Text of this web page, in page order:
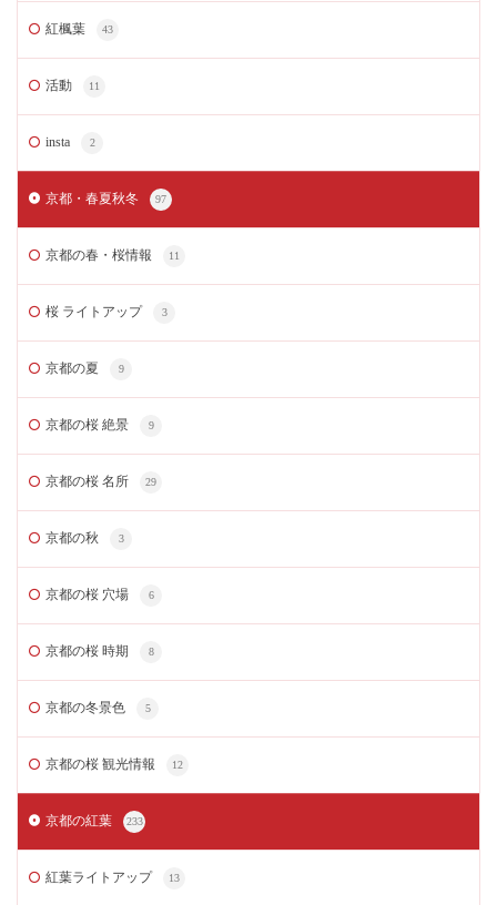
紅楓葉 43
活動 11
insta 2
京都・春夏秋冬 97
京都の春・桜情報 11
桜 ライトアップ 3
京都の夏 9
京都の桜 絶景 9
京都の桜 名所 29
京都の秋 3
京都の桜 穴場 6
京都の桜 時期 8
京都の冬景色 5
京都の桜 観光情報 12
京都の紅葉 233
紅葉ライトアップ 13